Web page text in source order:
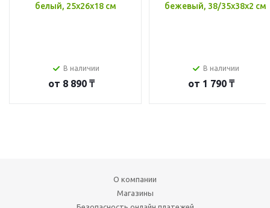
белый, 25x26x18 см
В наличии
от 8 890 ₸
бежевый, 38/35x38x2 см
В наличии
от 1 790 ₸
О компании
Магазины